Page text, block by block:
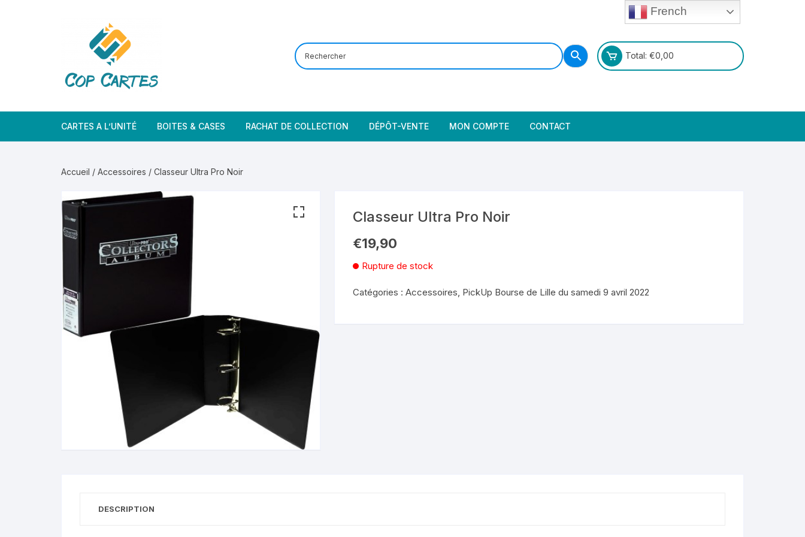
Total: €0,00
CARTES A L’UNITÉ BOITES & CASES RACHAT DE COLLECTION DÉPÔT-VENTE MON COMPTE CONTACT
Accueil / Accessoires / Classeur Ultra Pro Noir
Classeur Ultra Pro Noir
€19,90
Rupture de stock
Catégories : Accessoires, PickUp Bourse de Lille du samedi 9 avril 2022
DESCRIPTION
French